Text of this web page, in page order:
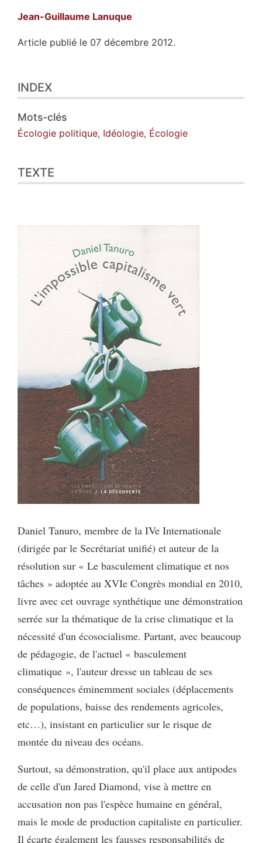
Jean-Guillaume Lanuque
Article publié le 07 décembre 2012.
Texte
Illustrations
Citer cet article
Auteur
INDEX
Mots-clés
Écologie politique, Idéologie, Écologie
TEXTE
Daniel Tanuro, membre de la IVe Internationale
(dirigée par le Secrétariat unifié) et auteur de la
résolution sur « Le basculement climatique et nos
tâches » adoptée au XVIe Congrès mondial en 2010,
livre avec cet ouvrage synthétique une démonstration
serrée sur la thématique de la crise climatique et la
nécessité d'un écosocialisme. Partant, avec beaucoup
de pédagogie, de l'actuel « basculement
climatique », l'auteur dresse un tableau de ses
conséquences éminemment sociales (déplacements
de populations, baisse des rendements agricoles,
etc…), insistant en particulier sur le risque de
montée du niveau des océans.
Surtout, sa démonstration, qu'il place aux antipodes
de celle d'un Jared Diamond, vise à mettre en
accusation non pas l'espèce humaine en général,
mais le mode de production capitaliste en particulier.
Il écarte également les fausses responsabilités de